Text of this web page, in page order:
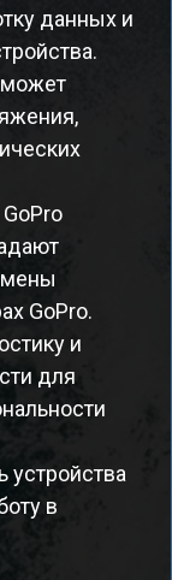
данных и
может
GoPro.
и
для
устройства
в